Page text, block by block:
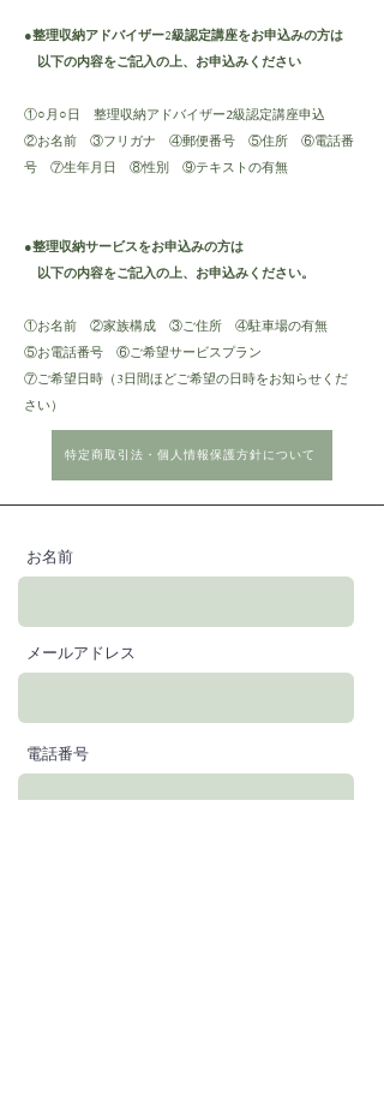
●整理収納アドバイザー2級認定講座をお申込みの方は
以下の内容をご記入の上、お申込みください
①○月○日 整理収納アドバイザー2級認定講座申込
②お名前 ③フリガナ ④郵便番号 ⑤住所 ⑥電話番
号 ⑦生年月日 ⑧性別 ⑨テキストの有無
●整理収納サービスをお申込みの方は
以下の内容をご記入の上、お申込みください。
​①お名前 ②家族構成 ③ご住所 ④駐車場の有無
⑤お電話番号 ⑥ご希望サービスプラン
⑦ご希望日時（3日間ほどご希望の日時をお知らせくだ
さい）
特定商取引法・個人情報保護方針について
お名前
メールアドレス
電話番号